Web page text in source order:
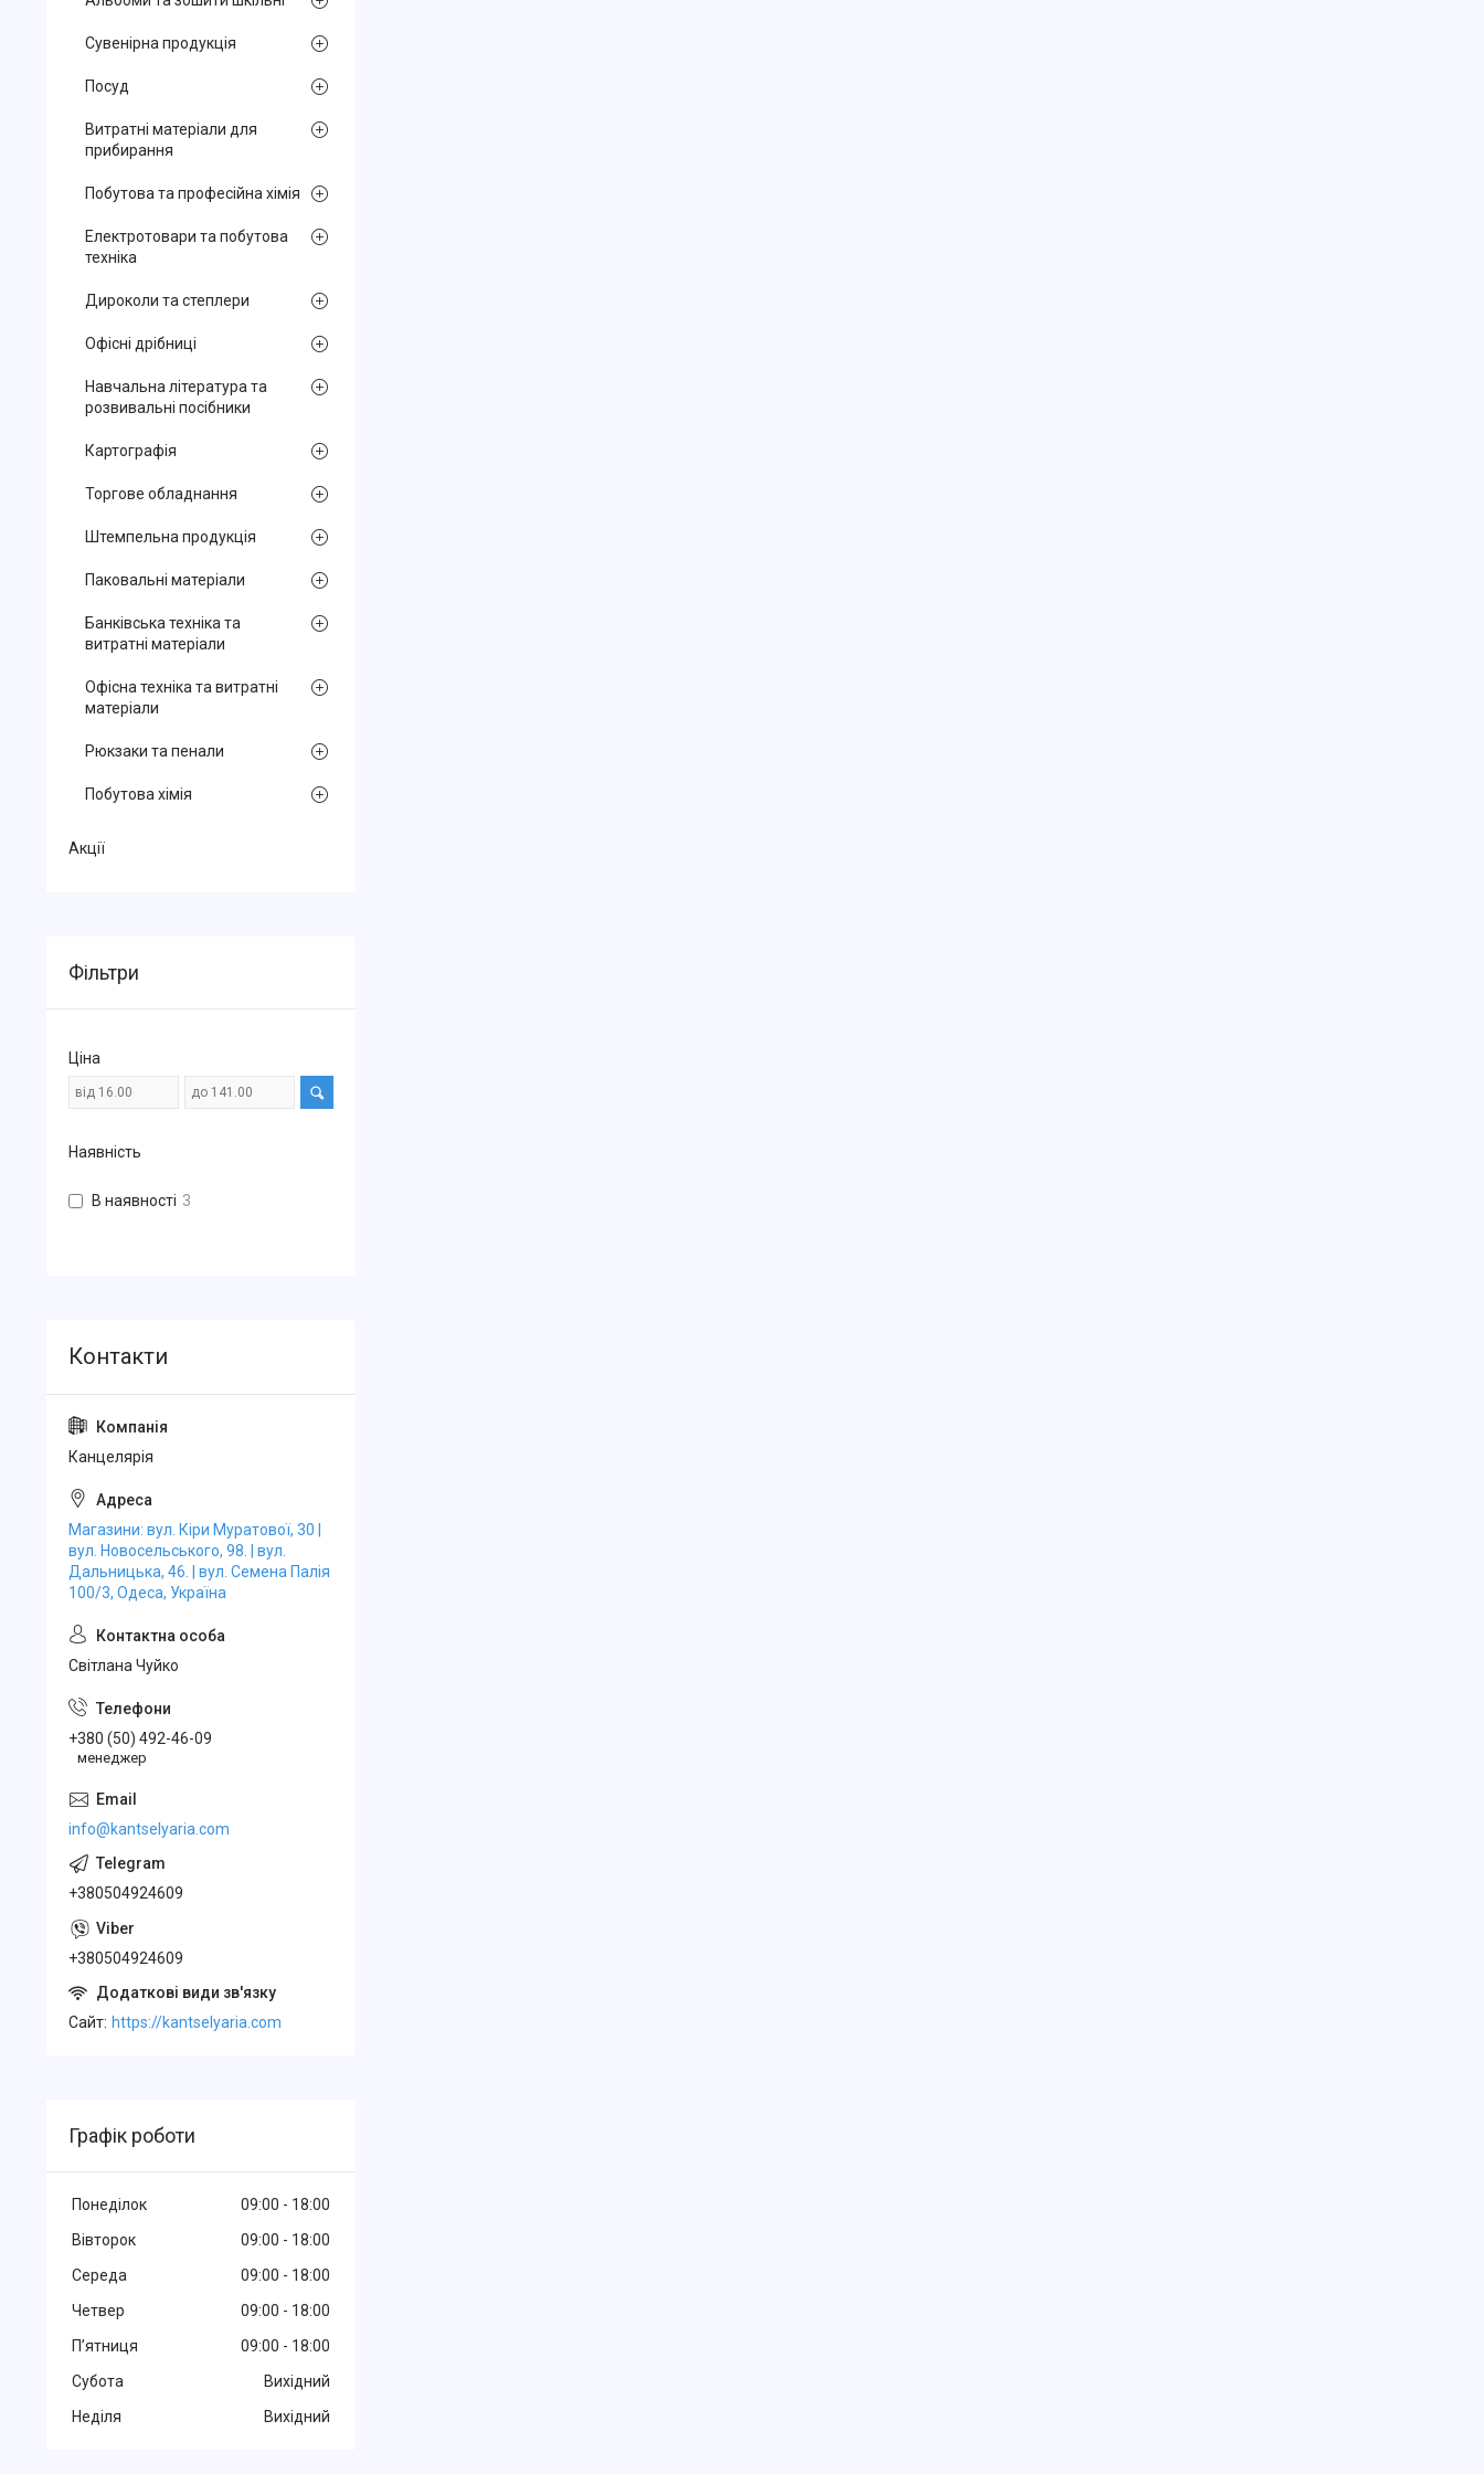
Сувенірна продукція
Посуд
Витратні матеріали для
прибирання
Побутова та професійна хімія
Електротовари та побутова
техніка
Дироколи та степлери
Офісні дрібниці
Навчальна література та
розвивальні посібники
Картографія
Торгове обладнання
Штемпельна продукція
Паковальні матеріали
Банківська техніка та
витратні матеріали
Офісна техніка та витратні
матеріали
Рюкзаки та пенали
Побутова хімія
Акції
Фільтри
Ціна
Наявність
В наявності 3
Канцелярiя
Магазини: вул. Кіри Муратової, 30 |
вул. Новосельського, 98. | вул.
Дальницька, 46. | вул. Семена Палія
100/3, Одеса, Україна
Свiтлана Чуйко
+380 (50) 492-46-09
менеджер
info@kantselyaria.com
+380504924609
+380504924609
Cайт https://kantselyaria.com
Графік роботи
Понеділок 09:00
18:00
Вівторок
09:00
18:00
Середа
09:00
18:00
Четвер
09:00
18:00
Пʼятниця
09:00
18:00
Субота
Вихідний
Неділя
Вихідний